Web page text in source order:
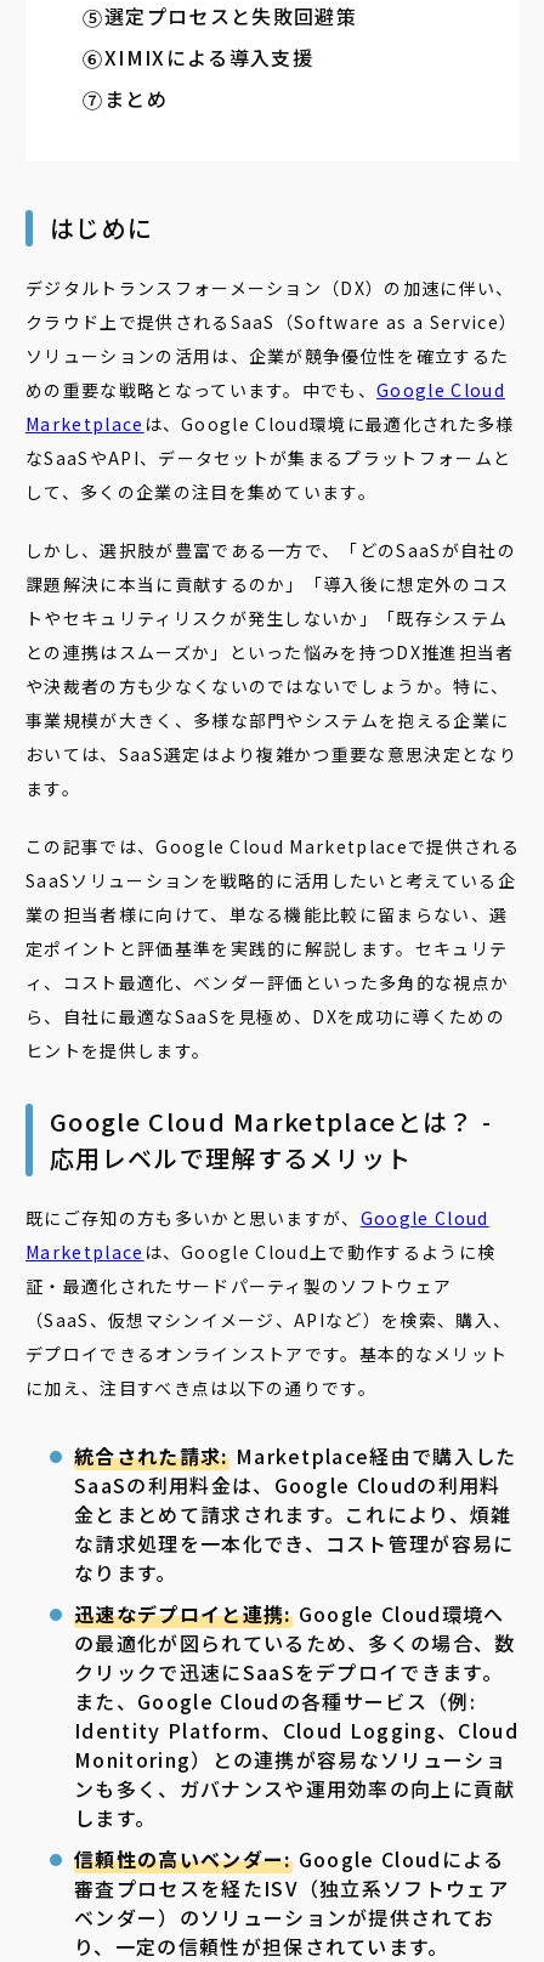
選定プロセスと失敗回避策
XIMIXによる導入支援
まとめ
はじめに
デジタルトランスフォーメーション（DX）の加速に伴い、
クラウド上で提供されるSaaS（Software as a Service）
ソリューションの活用は、企業が競争優位性を確立するた
めの重要な戦略となっています。中でも、Google Cloud
Marketplace は、Google Cloud環境に最適化された多様
なSaaSやAPI、データセットが集まるプラットフォームと
して、多くの企業の注目を集めています。
しかし、選択肢が豊富である一方で、「どのSaaSが自社の
課題解決に本当に貢献するのか」「導入後に想定外のコス
トやセキュリティリスクが発生しないか」「既存システム
との連携はスムーズか」といった悩みを持つDX推進担当者
や決裁者の方も少なくないのではないでしょうか。特に、
事業規模が大きく、多様な部門やシステムを抱える企業に
おいては、SaaS選定はより複雑かつ重要な意思決定となり
ます。
この記事では、Google Cloud Marketplaceで提供される
SaaSソリューションを戦略的に活用したいと考えている企
業の担当者様に向けて、単なる機能比較に留まらない、選
定ポイントと評価基準を実践的に解説します。セキュリテ
ィ、コスト最適化、ベンダー評価といった多角的な視点か
ら、自社に最適なSaaSを見極め、DXを成功に導くための
ヒントを提供します。
Google Cloud Marketplaceとは？ -
応用レベルで理解するメリット
既にご存知の方も多いかと思いますが、 Google Cloud
Marketplace は、Google Cloud上で動作するように検
証・最適化されたサードパーティ製のソフトウェア
（SaaS、仮想マシンイメージ、APIなど）を検索、購入、
デプロイできるオンラインストアです。基本的なメリット
に加え、注目すべき点は以下の通りです。
統合された請求:Marketplace経由で購入した
SaaSの利用料金は、Google Cloudの利用料
金とまとめて請求されます。これにより、煩雑
な請求処理を一本化でき、コスト管理が容易に
なります。
迅速なデプロイと連携:Google Cloud環境へ
の最適化が図られているため、多くの場合、数
クリックで迅速にSaaSをデプロイできます。
また、Google Cloudの各種サービス（例:
Identity Platform、Cloud Logging、Cloud
Monitoring）との連携が容易なソリューショ
ンも多く、ガバナンスや運用効率の向上に貢献
します。
信頼性の高いベンダー:Google Cloudによる
審査プロセスを経たISV（独立系ソフトウェア
ベンダー）のソリューションが提供されてお
り、一定の信頼性が担保されています。